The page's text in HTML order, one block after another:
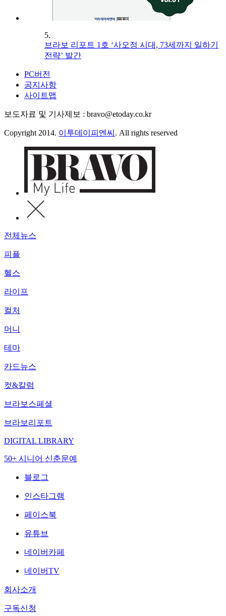
5.
브라보 리포트 1호 ‘사오정 시대, 73세까지 일하기
전략’ 발간
PC버전
공지사항
사이트맵
보도자료 및 기사제보 : bravo@etoday.co.kr
Copyright 2014. 이투데이피엔씨 . All rights reserved
전체뉴스
피플
헬스
라이프
컬처
머니
테마
카드뉴스
컷&칼럼
브라보스페셜
브라보리포트
DIGITAL LIBRARY
50+ 시니어 신춘문예
블로그
인스타그램
페이스북
유튜브
네이버카페
네이버TV
회사소개
구독신청